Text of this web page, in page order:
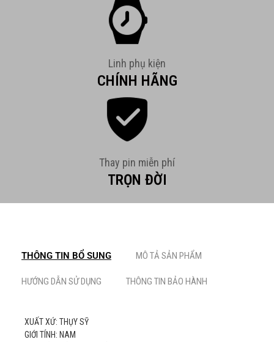
Linh phụ kiện
CHÍNH HÃNG
Thay pin miễn phí
TRỌN ĐỜI
THÔNG TIN BỔ SUNG MÔ TẢ SẢN PHẨM
HƯỚNG DẪN SỬ DỤNG THÔNG TIN BẢO HÀNH
XUẤT XỨ: THỤY SỸ
GIỚI TÍNH: NAM